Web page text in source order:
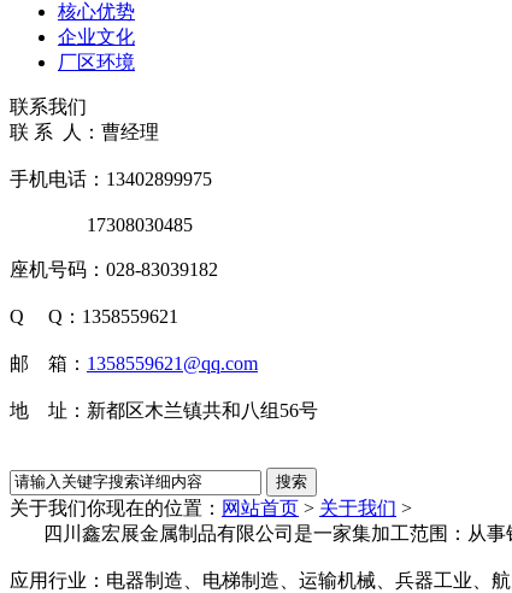
核心优势
企业文化
厂区环境
联系我们
联 系 人：曹经理
手机电话：13402899975
17308030485
座机号码：028-83039182
Q Q：1358559621
邮 箱： 1358559621@qq.com
地 址：新都区木兰镇共和八组56号
关于我们你现在的位置： 网站首页 > 关于我们 >
四川鑫宏展金属制品有限公司是一家集加工范围：从事
应用行业：电器制造、电梯制造、运输机械、兵器工业、